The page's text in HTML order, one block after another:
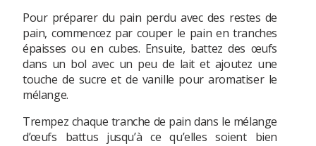
Pour préparer du pain perdu avec des restes de
pain, commencez par couper le pain en tranches
épaisses ou en cubes. Ensuite, battez des œufs
dans un bol avec un peu de lait et ajoutez une
touche de sucre et de vanille pour aromatiser le
mélange.
Trempez chaque tranche de pain dans le mélange
d’œufs battus jusqu’à ce qu’elles soient bien